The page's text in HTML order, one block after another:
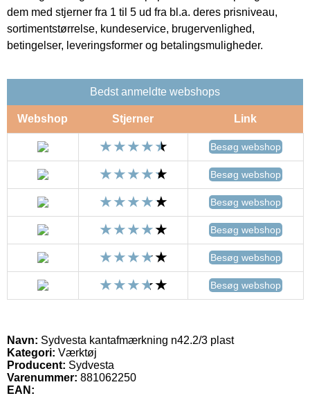
dem med stjerner fra 1 til 5 ud fra bl.a. deres prisniveau,
sortimentstørrelse, kundeservice, brugervenlighed,
betingelser, leveringsformer og betalingsmuligheder.
Bedst anmeldte webshops
Webshop Stjerner Link
Besøg webshop
Besøg webshop
Besøg webshop
Besøg webshop
Besøg webshop
Besøg webshop
Navn: Sydvesta kantafmærkning n42.2/3 plast
Kategori: Værktøj
Producent: Sydvesta
Varenummer: 881062250
EAN: